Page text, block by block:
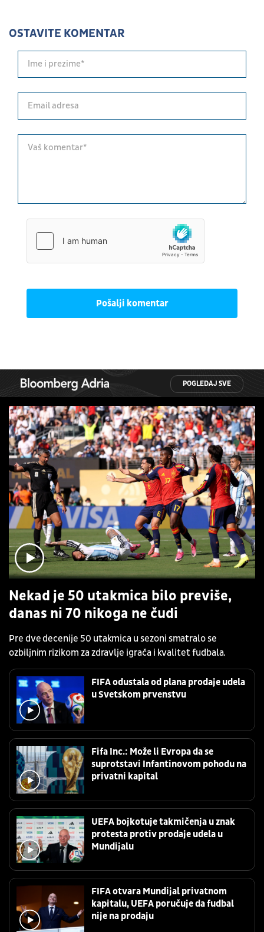
OSTAVITE KOMENTAR
Pošalji komentar
POGLEDAJ SVE
Nekad je 50 utakmica bilo previše,
danas ni 70 nikoga ne čudi
Pre dve decenije 50 utakmica u sezoni smatralo se
ozbiljnim rizikom za zdravlje igrača i kvalitet fudbala.
FIFA odustala od plana prodaje udela
u Svetskom prvenstvu
Fifa Inc.: Može li Evropa da se
suprotstavi Infantinovom pohodu na
privatni kapital
UEFA bojkotuje takmičenja u znak
protesta protiv prodaje udela u
Mundijalu
FIFA otvara Mundijal privatnom
kapitalu, UEFA poručuje da fudbal
nije na prodaju